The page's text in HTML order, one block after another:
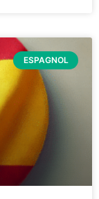
ESPAGNOL